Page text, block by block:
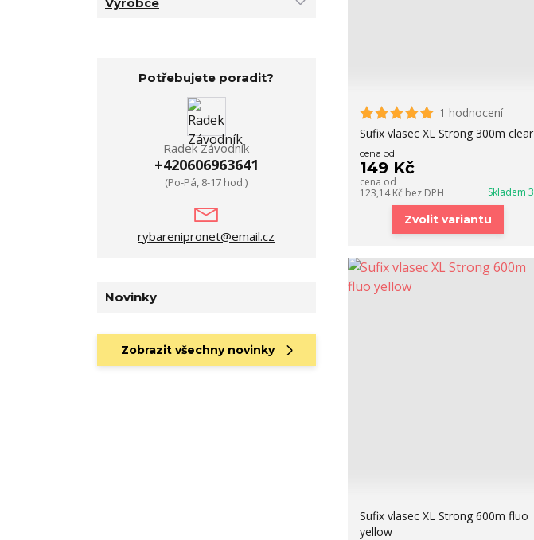
1 hodnocení
Sufix vlasec XL Strong 300m clear
cena od
149 Kč
cena od
123,14 Kč bez DPH Skladem 3
Zvolit variantu
Sufix vlasec XL Strong 600m fluo
yellow
Potřebujete poradit?
Radek Závodník
+420606963641
(Po-Pá, 8-17 hod.)
rybarenipronet@email.cz
Novinky
Zobrazit všechny novinky